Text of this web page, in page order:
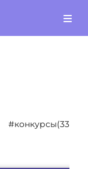
#конкурсы(330)